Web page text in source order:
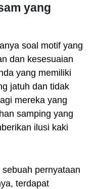
yang
soal motif yang
dan kesesuaian
yang memiliki
jatuh dan tidak
mereka yang
samping yang
ilusi kaki
pernyataan
terdapat